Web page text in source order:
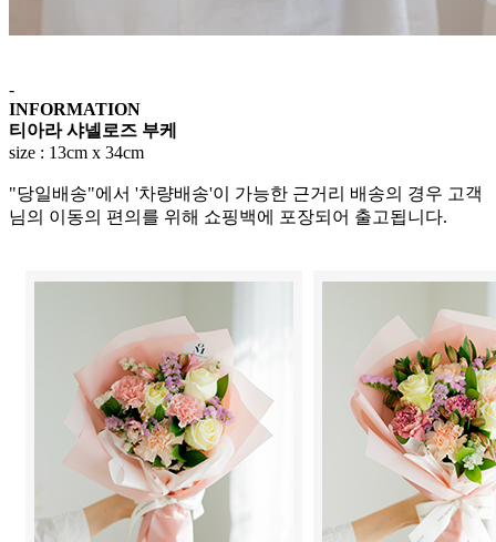
-
INFORMATION
티아라 샤넬로즈 부케
size : 13cm x 34cm
"당일배송"에서 '차량배송'이 가능한 근거리 배송의 경우 고객
님의 이동의 편의를 위해 쇼핑백에 포장되어 출고됩니다.